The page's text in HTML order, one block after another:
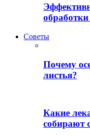
Советы
Почему
листья?
Какие
собирают